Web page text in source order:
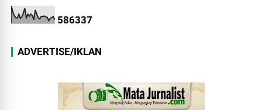
586337
ADVERTISE/IKLAN